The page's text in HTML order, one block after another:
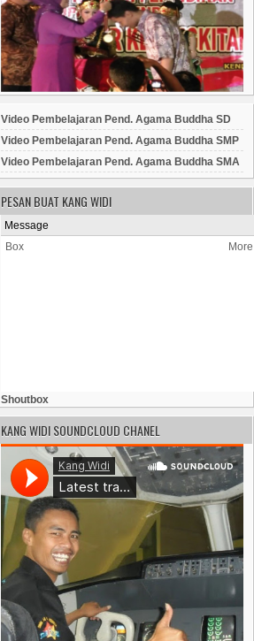
Video Pembelajaran Pend. Agama Buddha SD
Video Pembelajaran Pend. Agama Buddha SMP
Video Pembelajaran Pend. Agama Buddha SMA
PESAN BUAT KANG WIDI
Shoutbox
KANG WIDI SOUNDCLOUD CHANEL